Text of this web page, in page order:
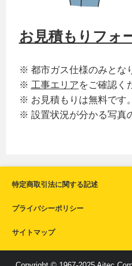
お見積もりフォ
※ 都市ガス仕様のみとな
※ 工事エリアをご確認く
※ お見積もりは無料です。
※ 設置状況が分かる写真
特定商取引法に関する記述
プライバシーポリシー
サイトマップ